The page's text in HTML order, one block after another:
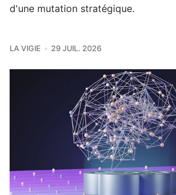
d'une mutation stratégique.
LA VIGIE 29 JUIL. 2026